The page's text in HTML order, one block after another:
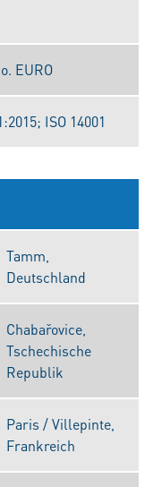
EURO
ISO 14001
Tamm,
Deutschland
Chabařovice,
Tschechische
Republik
Paris / Villepinte,
Frankreich